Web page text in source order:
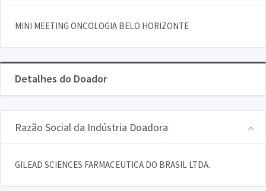
MINI MEETING ONCOLOGIA BELO HORIZONTE
Detalhes do Doador
Razão Social da Indústria Doadora
GILEAD SCIENCES FARMACEUTICA DO BRASIL LTDA.